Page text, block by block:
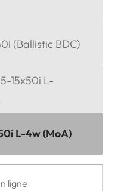
(Ballistic BDC)
15x50i L-
L-4w (MoA)
ligne